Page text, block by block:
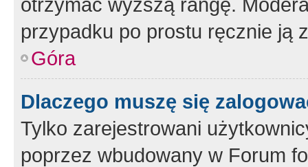
przypadku po prostu ręcznie ją
Góra
Dlaczego muszę się
Tylko zarejestrowani
poprzez wbudowany w Forum